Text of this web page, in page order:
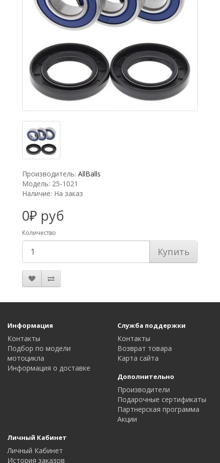
Производитель: AllBalls
Модель: 25-1021
Наличие: На заказ
0₽ руб
Количество
Купить
Информация
Контакты
Подбор по модели
мотоцикла
Информация о доставке
Служба поддержки
Контакты
Возврат товара
Карта сайта
Дополнительно
Производители
Подарочные сертификаты
Партнерская программа
Акции
Личный Кабинет
Личный Кабинет
История заказов